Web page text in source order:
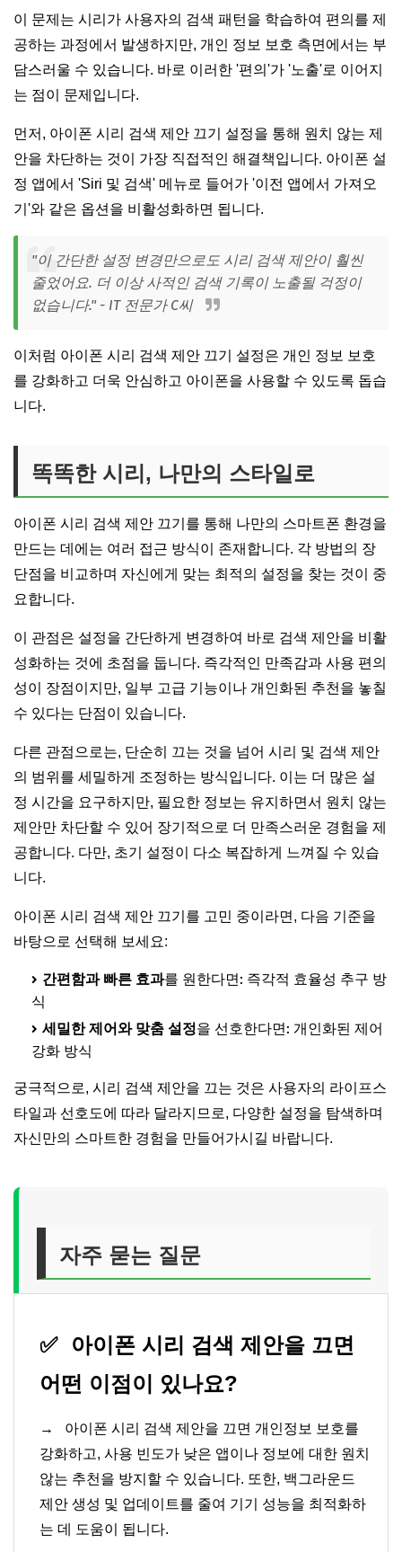
이 문제는 시리가 사용자의 검색 패턴을 학습하여 편의를 제
공하는 과정에서 발생하지만, 개인 정보 보호 측면에서는 부
담스러울 수 있습니다. 바로 이러한 '편의'가 '노출'로 이어지
는 점이 문제입니다.
먼저, 아이폰 시리 검색 제안 끄기 설정을 통해 원치 않는 제
안을 차단하는 것이 가장 직접적인 해결책입니다. 아이폰 설
정 앱에서 'Siri 및 검색' 메뉴로 들어가 '이전 앱에서 가져오
기'와 같은 옵션을 비활성화하면 됩니다.
"이 간단한 설정 변경만으로도 시리 검색 제안이 훨씬
줄었어요. 더 이상 사적인 검색 기록이 노출될 걱정이
없습니다." - IT 전문가 C씨
이처럼 아이폰 시리 검색 제안 끄기 설정은 개인 정보 보호
를 강화하고 더욱 안심하고 아이폰을 사용할 수 있도록 돕습
니다.
똑똑한 시리, 나만의 스타일로
아이폰 시리 검색 제안 끄기를 통해 나만의 스마트폰 환경을
만드는 데에는 여러 접근 방식이 존재합니다. 각 방법의 장
단점을 비교하며 자신에게 맞는 최적의 설정을 찾는 것이 중
요합니다.
이 관점은 설정을 간단하게 변경하여 바로 검색 제안을 비활
성화하는 것에 초점을 둡니다. 즉각적인 만족감과 사용 편의
성이 장점이지만, 일부 고급 기능이나 개인화된 추천을 놓칠
수 있다는 단점이 있습니다.
다른 관점으로는, 단순히 끄는 것을 넘어 시리 및 검색 제안
의 범위를 세밀하게 조정하는 방식입니다. 이는 더 많은 설
정 시간을 요구하지만, 필요한 정보는 유지하면서 원치 않는
제안만 차단할 수 있어 장기적으로 더 만족스러운 경험을 제
공합니다. 다만, 초기 설정이 다소 복잡하게 느껴질 수 있습
니다.
아이폰 시리 검색 제안 끄기를 고민 중이라면, 다음 기준을
바탕으로 선택해 보세요:
간편함과 빠른 효과를 원한다면: 즉각적 효율성 추구 방
식
세밀한 제어와 맞춤 설정을 선호한다면: 개인화된 제어
강화 방식
궁극적으로, 시리 검색 제안을 끄는 것은 사용자의 라이프스
타일과 선호도에 따라 달라지므로, 다양한 설정을 탐색하며
자신만의 스마트한 경험을 만들어가시길 바랍니다.
자주 묻는 질문
✅
아이폰 시리 검색 제안을 끄면
어떤 이점이 있나요?
→
아이폰 시리 검색 제안을 끄면 개인정보 보호를
강화하고, 사용 빈도가 낮은 앱이나 정보에 대한 원치
않는 추천을 방지할 수 있습니다. 또한, 백그라운드
제안 생성 및 업데이트를 줄여 기기 성능을 최적화하
는 데 도움이 됩니다.